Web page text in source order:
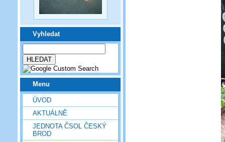
Vyhledat
Menu
ÚVOD
AKTUÁLNĚ
JEDNOTA ČSOL ČESKÝ
BROD